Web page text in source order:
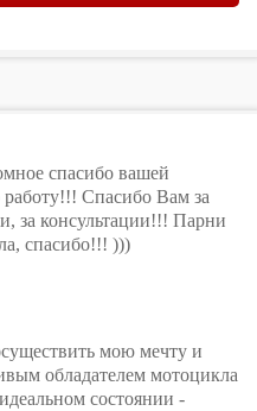
спасибо вашей
Спасибо Вам за
за консультации!!! Парни
спасибо!!! )))
мою мечту и
обладателем мотоцикла
состоянии -